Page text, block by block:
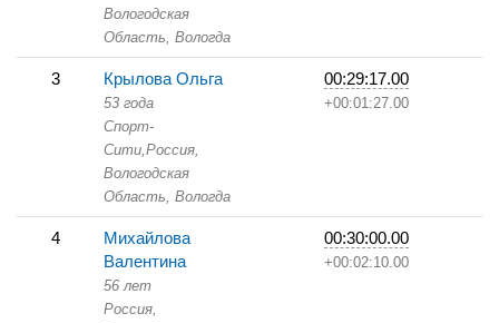
Вологодская
Область, Вологда
3 Крылова Ольга
53 года
Спорт-
Сити,Россия,
Вологодская
Область, Вологда
00:29:17.00
+00:01:27.00
4
Михайлова
Валентина
56 лет
Россия,
00:30:00.00
+00:02:10.00